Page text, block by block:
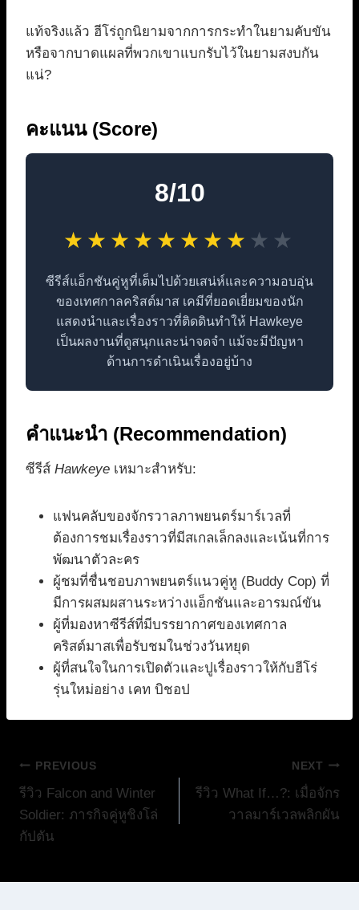
แท้จริงแล้ว ฮีโร่ถูกนิยามจากการกระทำในยามคับขัน
หรือจากบาดแผลที่พวกเขาแบกรับไว้ในยามสงบกัน
แน่?
คะแนน (Score)
8/10
★ ★ ★ ★ ★ ★ ★ ★ ★ ★
ซีรีส์แอ็กชันคู่หูที่เต็มไปด้วยเสน่ห์และความอบอุ่น
ของเทศกาลคริสต์มาส เคมีที่ยอดเยี่ยมของนัก
แสดงนำและเรื่องราวที่ติดดินทำให้ Hawkeye
เป็นผลงานที่ดูสนุกและน่าจดจำ แม้จะมีปัญหา
ด้านการดำเนินเรื่องอยู่บ้าง
คำแนะนำ (Recommendation)
ซีรีส์ Hawkeye เหมาะสำหรับ:
แฟนคลับของจักรวาลภาพยนตร์มาร์เวลที่
ต้องการชมเรื่องราวที่มีสเกลเล็กลงและเน้นที่การ
พัฒนาตัวละคร
ผู้ชมที่ชื่นชอบภาพยนตร์แนวคู่หู (Buddy Cop) ที่
มีการผสมผสานระหว่างแอ็กชันและอารมณ์ขัน
ผู้ที่มองหาซีรีส์ที่มีบรรยากาศของเทศกาล
คริสต์มาสเพื่อรับชมในช่วงวันหยุด
ผู้ที่สนใจในการเปิดตัวและปูเรื่องราวให้กับฮีโร่
รุ่นใหม่อย่าง เคท บิชอป
แนะแนว
เรื่อง
PREVIOUS
รีวิว Falcon and Winter
Soldier: ภารกิจคู่หูชิงโล่
กัปตัน
NEXT
รีวิว What If…?: เมื่อจักร
วาลมาร์เวลพลิกผัน